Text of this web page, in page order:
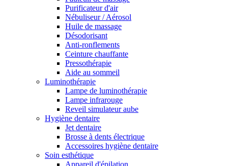
Purificateur d'air
Nébuliseur / Aérosol
Huile de massage
Désodorisant
Anti-ronflements
Ceinture chauffante
Pressothérapie
Aide au sommeil
Luminothérapie
Lampe de luminothérapie
Lampe infrarouge
Reveil simulateur aube
Hygiène dentaire
Jet dentaire
Brosse à dents électrique
Accessoires hygiène dentaire
Soin esthétique
Appareil d'épilation